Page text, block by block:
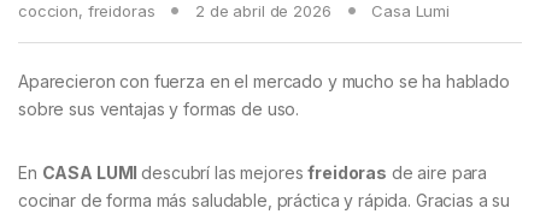
coccion, freidoras 2 de abril de 2026 Casa Lumi
Aparecieron con fuerza en el mercado y mucho se ha hablado
sobre sus ventajas y formas de uso.
En CASA LUMIdescubrí las mejoresfreidoras de aire para
cocinar de forma más saludable, práctica y rápida. Gracias a su